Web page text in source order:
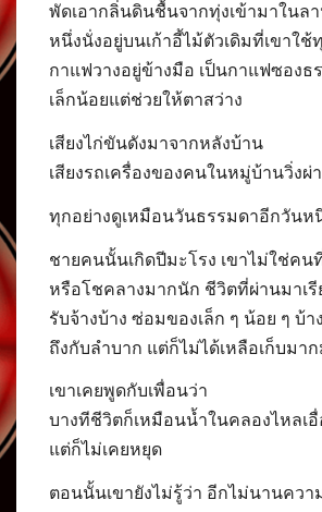
พัดเอากลิ่นดินชื้นจากทุ่งเข้ามาในล
หนึ่งนั่งอยู่บนเก้าอี้ไม้ตัวเดิมที่เขาใช้
กาแฟวางอยู่ข้างมือ เป็นกาแฟซองธ
เล็กน้อยแต่ช่วยให้ตาสว่าง
เสียงไก่ขันดังมาจากหลังบ้าน
เสียงรถเครื่องของคนในหมู่บ้านวิ่งผ่
ทุกอย่างดูเหมือนวันธรรมดาอีกวันห
ชายคนนั้นเกิดปีมะโรง เขาไม่ใช่คน
หรือโชคลางมากนัก ชีวิตที่ผ่านมาเรี
รับจ้างบ้าง ซ่อมของเล็ก ๆ น้อย ๆ บ้า
ถึงกับลำบาก แต่ก็ไม่ได้เหลือเก็บมา
เขาเคยพูดกับเพื่อนว่า
บางทีชีวิตก็เหมือนน้ำในคลองไหลเอื่
แต่ก็ไม่เคยหยุด
ตอนนั้นเขายังไม่รู้ว่า อีกไม่นานควา